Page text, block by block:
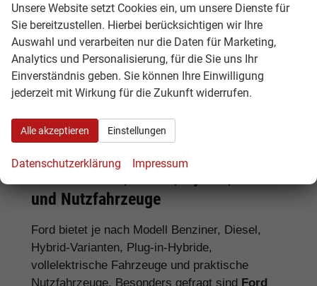
Tipp:Vergleichen Sie bei Ford EU-
Neuwagen nicht nur den Kaufpreis,
sondern auch Ausstattung, Lieferzeit,
Garantieumfang und mögliche
Zusatzkosten. So erkennen Sie den
und Nutzfahrzeuge
Ford bietet je nach Modell Benziner, Diesel,
Hybrid-Varianten, Plug-in-Hybride,
vollelektrische Fahrzeuge und praktische
Nutzfahrzeuge. Besonders gefragt sind Ford
Unsere Website setzt Cookies ein, um unsere Dienste für
Sie bereitzustellen. Hierbei berücksichtigen wir Ihre
Auswahl und verarbeiten nur die Daten für Marketing,
Analytics und Personalisierung, für die Sie uns Ihr
Einverständnis geben. Sie können Ihre Einwilligung
jederzeit mit Wirkung für die Zukunft widerrufen.
Alle akzeptieren Einstellungen
Datenschutzerklärung Impressum